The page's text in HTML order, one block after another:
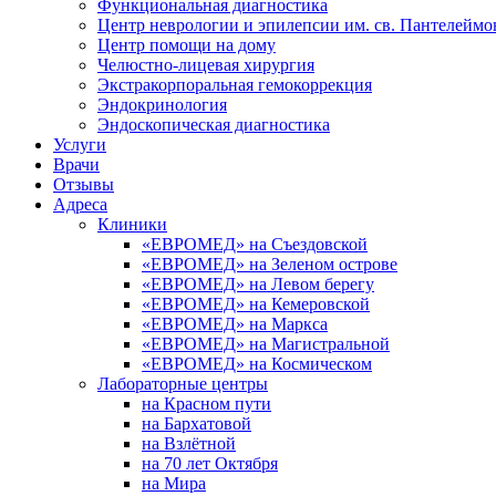
Функциональная диагностика
Центр неврологии и эпилепсии им. св.
Центр помощи на дому
Челюстно-лицевая хирургия
Экстракорпоральная гемокоррекция
Эндокринология
Эндоскопическая диагностика
Услуги
Врачи
Отзывы
Адреса
Клиники
«ЕВРОМЕД» на Съездовской
«ЕВРОМЕД» на Зеленом острове
«ЕВРОМЕД» на Левом берегу
«ЕВРОМЕД» на Кемеровской
«ЕВРОМЕД» на Маркса
«ЕВРОМЕД» на Магистральной
«ЕВРОМЕД» на Космическом
Лабораторные центры
на Красном пути
на Бархатовой
на Взлётной
на 70 лет Октября
на Мира